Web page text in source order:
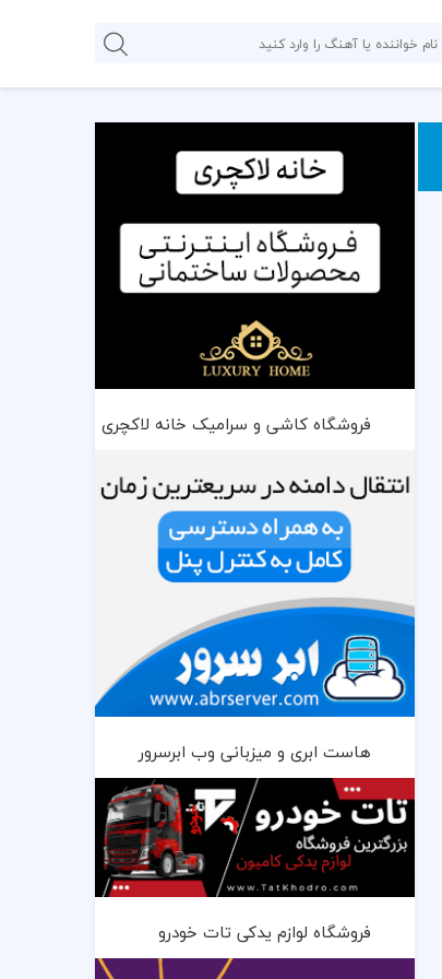
فروشگاه کاشی و سرامیک خانه لاکچری
هاست ابری و میزبانی وب ابرسرور
فروشگاه لوازم یدکی تات خودرو